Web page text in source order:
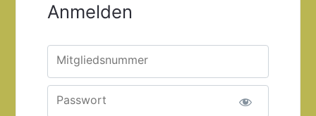
Anmelden
Mitgliedsnummer
Passwort